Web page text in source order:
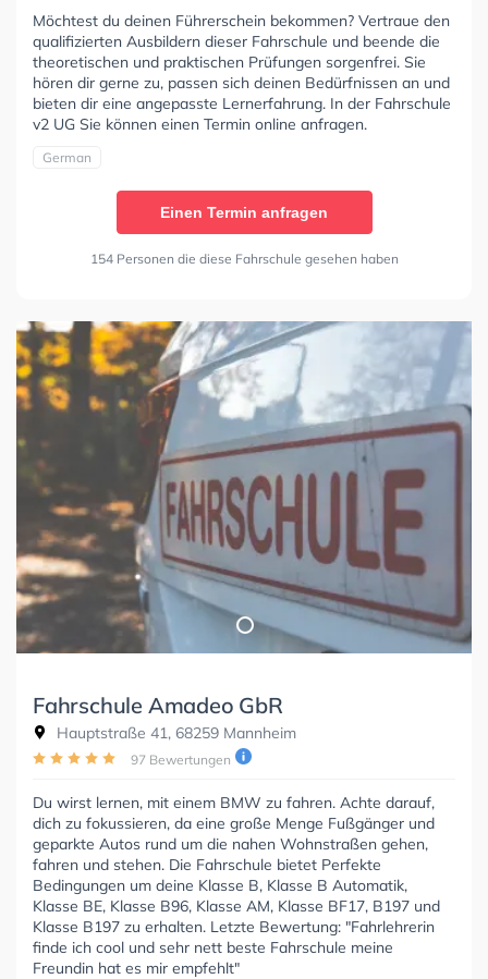
Möchtest du deinen Führerschein bekommen? Vertraue den
qualifizierten Ausbildern dieser Fahrschule und beende die
theoretischen und praktischen Prüfungen sorgenfrei. Sie
hören dir gerne zu, passen sich deinen Bedürfnissen an und
bieten dir eine angepasste Lernerfahrung. In der Fahrschule
v2 UG Sie können einen Termin online anfragen.
German
Einen Termin anfragen
154 Personen die diese Fahrschule gesehen haben
Fahrschule Amadeo GbR
Hauptstraße 41, 68259 Mannheim
97 Bewertungen
Du wirst lernen, mit einem BMW zu fahren. Achte darauf,
dich zu fokussieren, da eine große Menge Fußgänger und
geparkte Autos rund um die nahen Wohnstraßen gehen,
fahren und stehen. Die Fahrschule bietet Perfekte
Bedingungen um deine Klasse B, Klasse B Automatik,
Klasse BE, Klasse B96, Klasse AM, Klasse BF17, B197 und
Klasse B197 zu erhalten. Letzte Bewertung: "Fahrlehrerin
finde ich cool und sehr nett beste Fahrschule meine
Freundin hat es mir empfehlt"